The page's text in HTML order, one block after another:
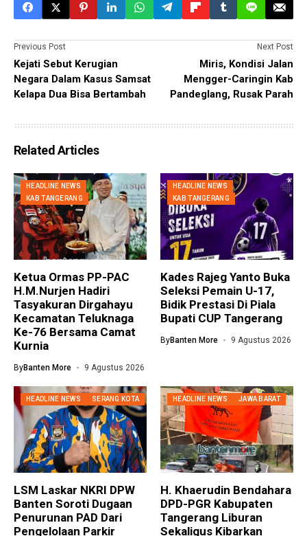
Previous Post
Kejati Sebut Kerugian
Negara Dalam Kasus Samsat
Kelapa Dua Bisa Bertambah
Next Post
Miris, Kondisi Jalan
Mengger-Caringin Kab
Pandeglang, Rusak Parah
Related Articles
HEADLINE NEWS
KAB TANGERANG
Ketua Ormas PP-PAC
H.M.Nurjen Hadiri
Tasyakuran Dirgahayu
Kecamatan Teluknaga
Ke-76 Bersama Camat
Kurnia
ByBanten More 9 Agustus 2026
HEADLINE NEWS
KAB TANGERANG
Kades Rajeg Yanto Buka
Seleksi Pemain U-17,
Bidik Prestasi Di Piala
Bupati CUP Tangerang
ByBanten More 9 Agustus 2026
HEADLINE NEWS SERANG KOTA
LSM Laskar NKRI DPW
Banten Soroti Dugaan
Penurunan PAD Dari
Pengelolaan Parkir
HEADLINE NEWS JAWA BARAT
H. Khaerudin Bendahara
DPD-PGR Kabupaten
Tangerang Liburan
Sekaligus Kibarkan